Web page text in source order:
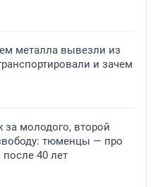
металла вывезли из
и зачем
молодого, второй
тюменцы — про
40 лет